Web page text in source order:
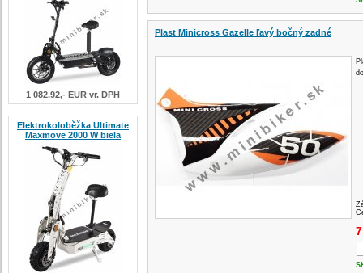
1 082.92,- EUR vr. DPH
Elektrokoloběžka Ultimate
Maxmove 2000 W biela
Plast Minicross Gazelle ľavý bočný zadné